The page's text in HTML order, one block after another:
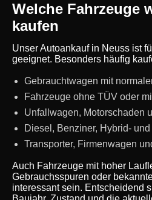
Welche Fahrzeuge
kaufen
Unser Autoankauf in Neuss ist
geeignet. Besonders häufig
Gebrauchtwagen mit
Fahrzeuge ohne TÜV oder
Unfallwagen, Motorschaden
Diesel, Benziner, Hybrid-
Transporter, Firmenwagen
Auch Fahrzeuge mit hoher
Gebrauchsspuren oder
interessant sein. Entscheidend